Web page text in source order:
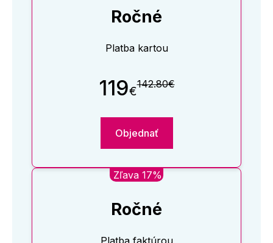
Ročné
Platba kartou
119€142.80€
Objednať
Zľava 17%
Ročné
Platba faktúrou